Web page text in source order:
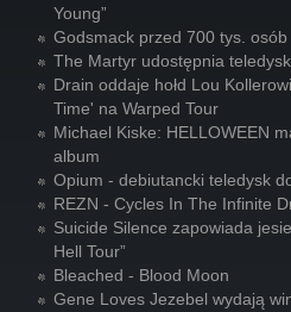
Young”
Godsmack przed 700 tys.
The Martyr udostępnia
Drain oddaje hołd Lou
Time' na Warped Tour
Michael Kiske: HELLOWEEN
album
Opium - debiutancki teledysk
REZN - Cycles In The Infinite
Suicide Silence zapowiada
Hell Tour”
Bleached - Blood Moon
Gene Loves Jezebel wydają